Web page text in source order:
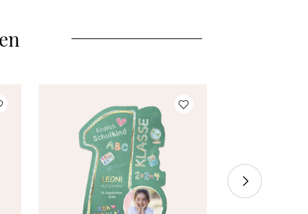
40 Stück à CHF 1.80
55 Stück
60 Stück à CHF 1.55
70 Stück à CHF 1.45